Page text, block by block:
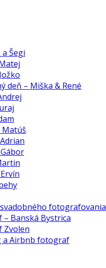
Šegi
deň – Miška & René
Matúš
fotografovania
– Banská Bystrica
Zvolen
a Airbnb fotograf